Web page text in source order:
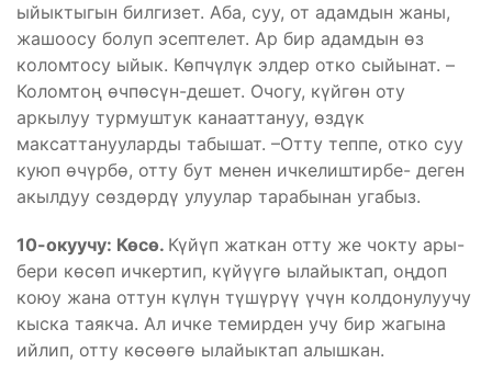
ыйыктыгын билгизет. Аба, суу, от адамдын жаны,
жашоосу болуп эсептелет. Ар бир адамдын өз
коломтосу ыйык. Көпчүлүк элдер отко сыйынат. –
Коломтоң өчпөсүн-дешет. Очогу, күйгөн оту
аркылуу турмуштук канааттануу, өздүк
максаттанууларды табышат. –Отту теппе, отко суу
куюп өчүрбө, отту бут менен ичкелиштирбе- деген
акылдуу сөздөрдү улуулар тарабынан угабыз.
10-окуучу: Көсө. Күйүп жаткан отту же чокту ары-
бери көсөп ичкертип, күйүүгө ылайыктап, оңдоп
коюу жана оттун күлүн түшүрүү үчүн колдонулуучу
кыска таякча. Ал ичке темирден учу бир жагына
ийлип, отту көсөөгө ылайыктап алышкан.